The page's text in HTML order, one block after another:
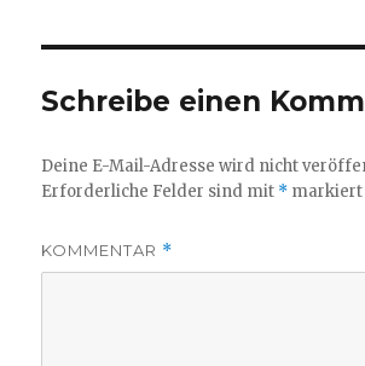
Schreibe einen
Deine E-Mail-Adresse wird nicht
Erforderliche Felder sind mit * markiert
KOMMENTAR *